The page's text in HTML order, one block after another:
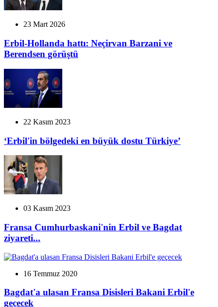
23 Mart 2026
Erbil-Hollanda hattı: Neçirvan Barzani ve
Berendsen görüştü
22 Kasım 2023
‘Erbil'in bölgedeki en büyük dostu Türkiye’
03 Kasım 2023
Fransa Cumhurbaskani'nin Erbil ve Bagdat
ziyareti...
16 Temmuz 2020
Bagdat'a ulasan Fransa Disisleri Bakani Erbil'e
geçecek